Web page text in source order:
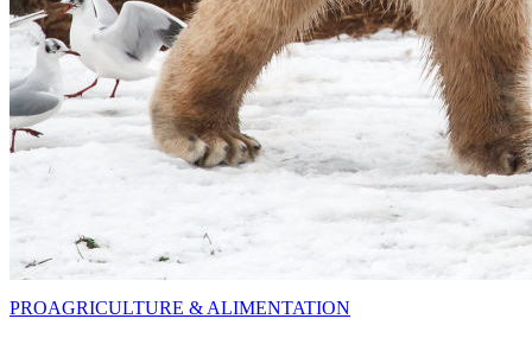
PROAGRICULTURE & ALIMENTATION